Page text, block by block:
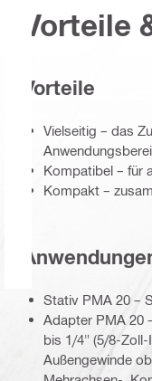
Vorteile
Vorteile
Vielseitig – das
Kompatibel – für
Kompakt –
Stativ PMA 20 –
Adapter PMA 20
bis 1/4" (5/8-
Außengewinde